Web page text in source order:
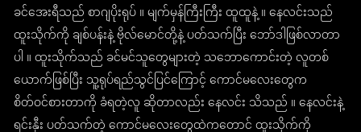
ခင်အေးရီသည် စာဂျပိုးရုပ် ။ မျက်မှန်ကြီးကြီး ထူထူနဲ့ ။ နေလင်းသည်
ထူးသိုက်ကို ချစ်ပန်းနဲ့ ဗိုလ်မောင်တို့နဲ့ ပတ်သက်ပြီး ဘော်ဒါဖြစ်လာတာ
ပါ ။ ထူးသိုက်သည် ခင်မင်သူတွေများတဲ့ သဘောကောင်းတဲ့ လူတစ်
ယောက်ဖြစ်ပြီး သူ့ရုပ်ရည်သွင်ပြင်ကြောင့် ကောင်မလေးတွေက
စိတ်ဝင်စားတာကို ခံရတဲ့လူ ဆိုတာလည်း နေလင်း သိသည် ။ နေလင်းနဲ့
ရင်းနှီး ပတ်သက်တဲ့ ကောင်မလေးတွေထဲကတောင် ထူးသိုက်ကို